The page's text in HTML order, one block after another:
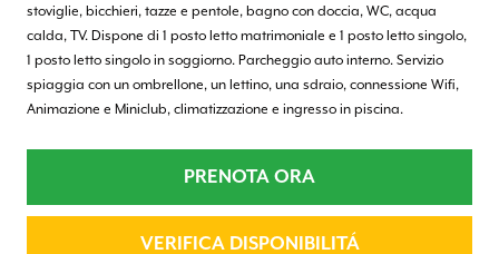
stoviglie, bicchieri, tazze e pentole, bagno con doccia, WC, acqua
calda, TV. Dispone di 1 posto letto matrimoniale e 1 posto letto singolo,
1 posto letto singolo in soggiorno. Parcheggio auto interno. Servizio
spiaggia con un ombrellone, un lettino, una sdraio, connessione Wifi,
Animazione e Miniclub, climatizzazione e ingresso in piscina.
PRENOTA ORA
VERIFICA DISPONIBILITÁ